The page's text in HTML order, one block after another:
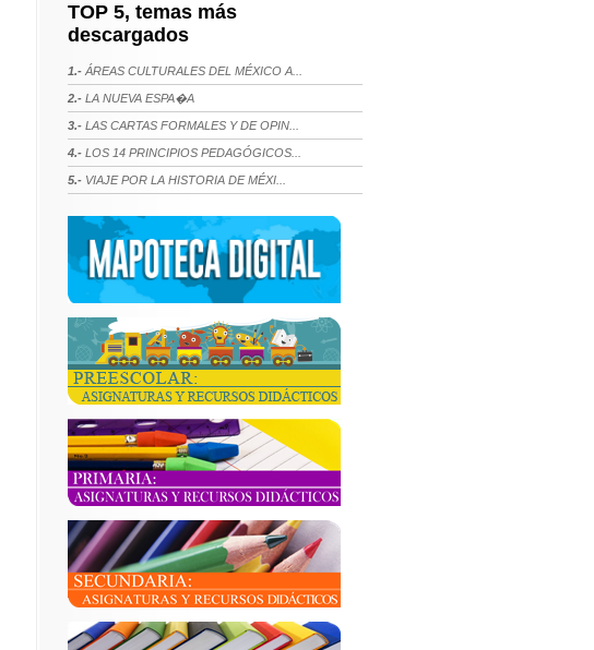
TOP 5, temas más
descargados
1.- ÁREAS CULTURALES DEL MÉXICO A...
2.- LA NUEVA ESPA�A
3.- LAS CARTAS FORMALES Y DE OPIN...
4.- LOS 14 PRINCIPIOS PEDAGÓGICOS...
5.- VIAJE POR LA HISTORIA DE MÉXI...